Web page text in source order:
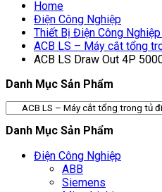
Home
Điện Công Nghiệp
Thiết Bị Điện Công
ACB LS – Máy cắt tổng
ACB LS Draw Out 4P
Danh Mục Sản Phẩm
Danh Mục Sản Phẩm
Điện Công Nghiệp
ABB
Siemens